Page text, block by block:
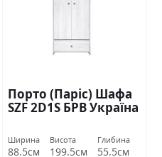
Порто (Паріс) Шафа
SZF 2D1S БРВ Україна
Ширина
88.5см
Висота
199.5см
Глибина
55.5см